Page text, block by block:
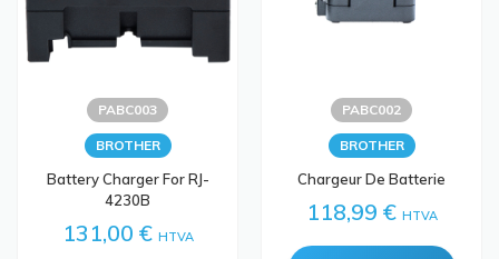
PABC003
BROTHER
Battery Charger For RJ-
4230B
131,00 € HTVA
PABC002
BROTHER
Chargeur De Batterie
118,99 € HTVA